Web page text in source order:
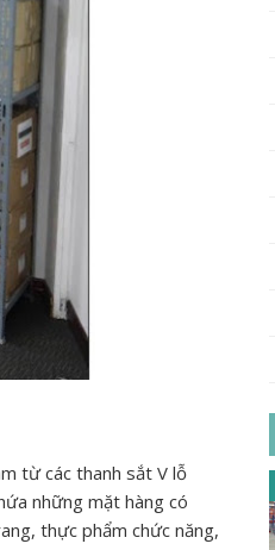
từ các thanh sắt V lỗ
những mặt hàng có
thực phẩm chức năng,